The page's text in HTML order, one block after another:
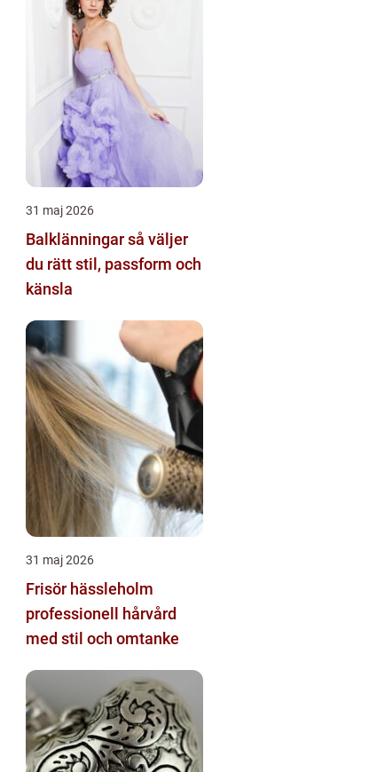
31 maj 2026
Balklänningar så väljer
du rätt stil, passform och
känsla
31 maj 2026
Frisör hässleholm
professionell hårvård
med stil och omtanke